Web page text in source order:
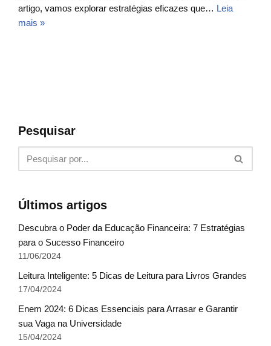
artigo, vamos explorar estratégias eficazes que… Leia
mais »
Pesquisar
Últimos artigos
Descubra o Poder da Educação Financeira: 7 Estratégias
para o Sucesso Financeiro
11/06/2024
Leitura Inteligente: 5 Dicas de Leitura para Livros Grandes
17/04/2024
Enem 2024: 6 Dicas Essenciais para Arrasar e Garantir
sua Vaga na Universidade
15/04/2024